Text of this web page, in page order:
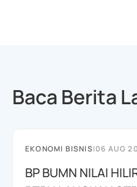
Baca Berita
EKONOMI BISNIS|06 AUG
BP BUMN NILAI